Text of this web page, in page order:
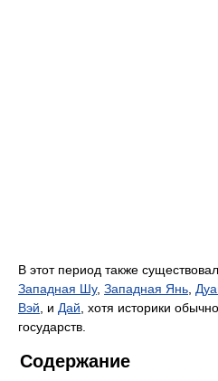
В этот период также
Западная Шу, Западная Янь,
Вэй, и Дай, хотя историки
государств.
Содержание